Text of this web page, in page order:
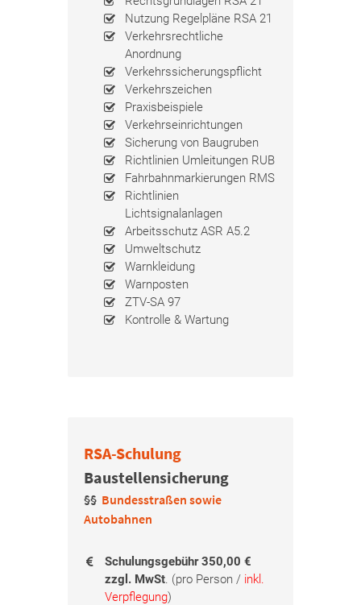
Nutzung Regelpläne RSA 21
Verkehrsrechtliche
Anordnung
Verkehrssicherungspflicht
Verkehrszeichen
Praxisbeispiele
Verkehrseinrichtungen
Sicherung von Baugruben
Richtlinien Umleitungen RUB
Fahrbahnmarkierungen RMS
Richtlinien
Lichtsignalanlagen
Arbeitsschutz ASR A5.2
Umweltschutz
Warnkleidung
Warnposten
ZTV-SA 97
Kontrolle & Wartung
RSA-Schulung
Baustellensicherung
§§ Bundesstraßen sowie
Autobahnen
Schulungsgebühr 350,00 €
zzgl. MwSt. (pro Person / inkl.
Verpflegung)